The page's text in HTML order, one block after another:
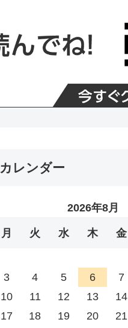
カレンダー
2026年8月
月 火 水 木 金
3
4 5 6 7
10
11 12 13 14
17
18 19 20 21